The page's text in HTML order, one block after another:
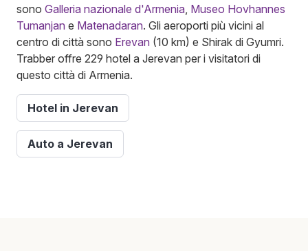
sono Galleria nazionale d'Armenia Museo Hovhannes
Tumanjan e Matenadaran. Gli aeroporti più vicini al
centro di città sono Erevan (10 km) e Shirak di Gyumri.
Trabber offre 229 hotel a Jerevan per i visitatori di
questo città di Armenia.
Hotel in Jerevan
Auto a Jerevan